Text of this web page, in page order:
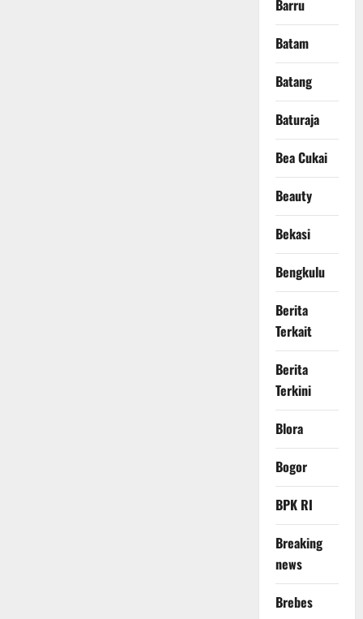
Barru
Batam
Batang
Baturaja
Bea Cukai
Beauty
Bekasi
Bengkulu
Berita
Terkait
Berita
Terkini
Blora
Bogor
BPK RI
Breaking
news
Brebes